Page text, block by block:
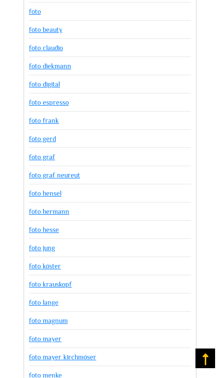
foto
foto beauty
foto claudio
foto diekmann
foto digital
foto espresso
foto frank
foto gerd
foto graf
foto graf neureut
foto hensel
foto hermann
foto hesse
foto jung
foto köster
foto krauskopf
foto lange
foto magnum
foto mayer
foto mayer kirchmöser
foto menke